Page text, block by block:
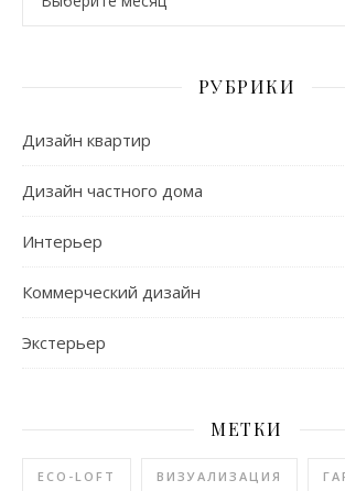
РУБРИКИ
Дизайн квартир
Дизайн частного дома
Интерьер
Коммерческий дизайн
Экстерьер
МЕТКИ
ECO-LOFT ВИЗУАЛИЗАЦИЯ